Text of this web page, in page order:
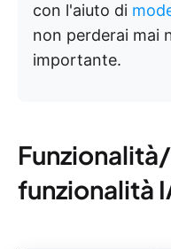
con l'aiuto di
non perderai mai
importante.
funzionalità